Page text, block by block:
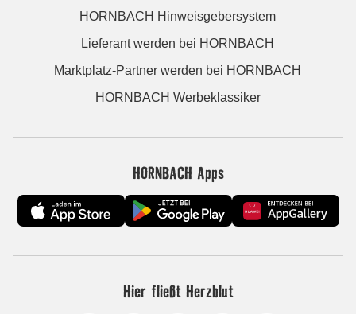
HORNBACH Hinweisgebersystem
Lieferant werden bei HORNBACH
Marktplatz-Partner werden bei HORNBACH
HORNBACH Werbeklassiker
HORNBACH Apps
Hier fließt Herzblut